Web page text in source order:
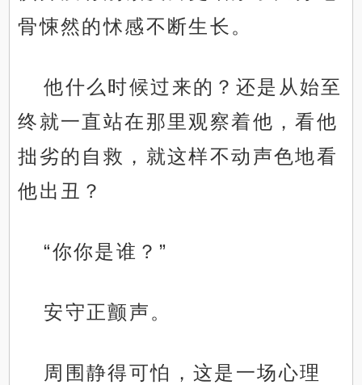
骨悚然的怵感不断生长。
他什么时候过来的？还是从始至
终就一直站在那里观察着他，看他
拙劣的自救，就这样不动声色地看
他出丑？
“你你是谁？”
安守正颤声。
周围静得可怕，这是一场心理